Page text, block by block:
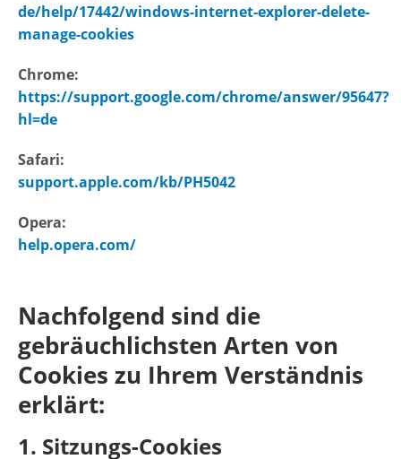
de/help/17442/windows-internet-explorer-delete-
manage-cookies
Chrome:
https://support.google.com/chrome/answer/95647?
hl=de
Safari:
support.apple.com/kb/PH5042
Opera:
help.opera.com/
Nachfolgend sind die
gebräuchlichsten Arten von
Cookies zu Ihrem Verständnis
erklärt:
1. Sitzungs-Cookies